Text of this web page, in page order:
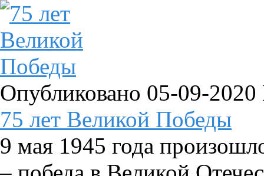
Опубликовано 05-09-2020
75 лет Великой Победы
9 мая 1945 года